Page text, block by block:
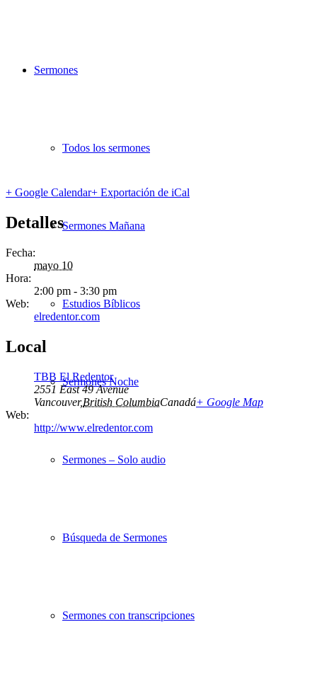
Sermones
Todos los sermones
Sermones Mañana
Estudios Bíblicos
Sermones Noche
Sermones – Solo audio
Búsqueda de Sermones
Sermones con transcripciones
+ Google Calendar+ Exportación de iCal
Detalles
Fecha:
mayo 10
Hora:
2:00 pm - 3:30 pm
Web:
elredentor.com
Local
TBB El Redentor
2551 East 49 Avenue
Vancouver,British ColumbiaCanadá+ Google Map
Web:
http://www.elredentor.com